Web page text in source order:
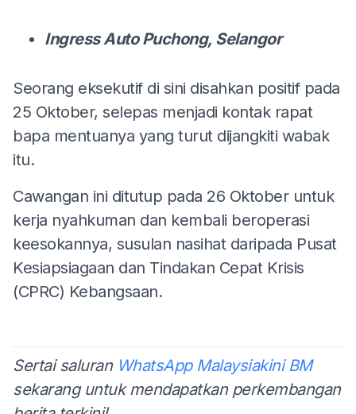
Ingress Auto Puchong, Selangor
Seorang eksekutif di sini disahkan positif pada
25 Oktober, selepas menjadi kontak rapat
bapa mentuanya yang turut dijangkiti wabak
itu.
Cawangan ini ditutup pada 26 Oktober untuk
kerja nyahkuman dan kembali beroperasi
keesokannya, susulan nasihat daripada Pusat
Kesiapsiagaan dan Tindakan Cepat Krisis
(CPRC) Kebangsaan.
Sertai saluran WhatsApp Malaysiakini BM
sekarang untuk mendapatkan perkembangan